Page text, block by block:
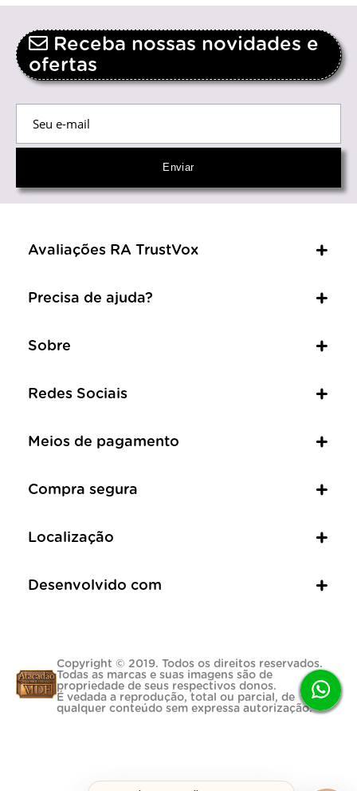
Receba nossas novidades e
ofertas
Avaliações RA TrustVox
Precisa de ajuda?
Sobre
Redes Sociais
Meios de pagamento
Compra segura
Localização
Desenvolvido com
Copyright © 2019. Todos os direitos reservados.
Todas as marcas e suas imagens são de
propriedade de seus respectivos donos.
É vedada a reprodução, total ou parcial, de
qualquer conteúdo sem expressa autorização.